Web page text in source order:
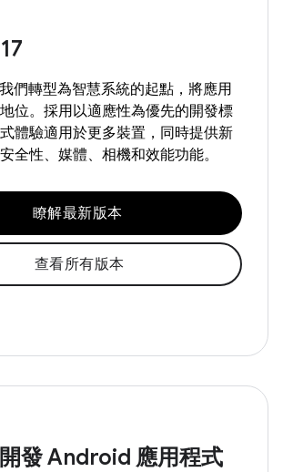
們轉型為智慧系統的起點，將應用
位。採用以適應性為優先的開發標
體驗適用於更多裝置，同時提供新
全性、媒體、相機和效能功能。
瞭解最新版本
查看所有版本
發 Android 應用程式